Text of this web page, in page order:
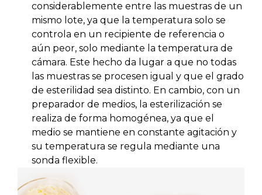
considerablemente entre las muestras de un
mismo lote, ya que la temperatura solo se
controla en un recipiente de referencia o
aún peor, solo mediante la temperatura de
cámara. Este hecho da lugar a que no todas
las muestras se procesen igual y que el grado
de esterilidad sea distinto. En cambio, con un
preparador de medios, la esterilización se
realiza de forma homogénea, ya que el
medio se mantiene en constante agitación y
su temperatura se regula mediante una
sonda flexible.